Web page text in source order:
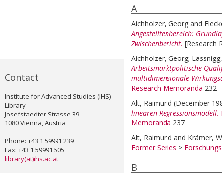
Contact
Institute for Advanced Studies (IHS)
Library
Josefstaedter Strasse 39
1080 Vienna, Austria
Phone: +43 1 59991 239
Fax: +43 1 59991 505
library(at)ihs.ac.at
A
Aichholzer, Georg and
Angestelltenbereich:
Zwischenbericht. [Research
Aichholzer, Georg;
Arbeitsmarktpolitische
multidimensionale
Research Memoranda 232
Alt, Raimund (December
linearen Regressionsmodell.
Memoranda 237
Alt, Raimund and Krämer,
Former Series >
B